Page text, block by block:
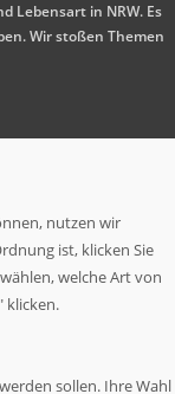
Lebensart in NRW. Es
Wir stoßen Themen
nutzen wir
ist, klicken Sie
welche Art von
klicken.
sollen. Ihre Wahl